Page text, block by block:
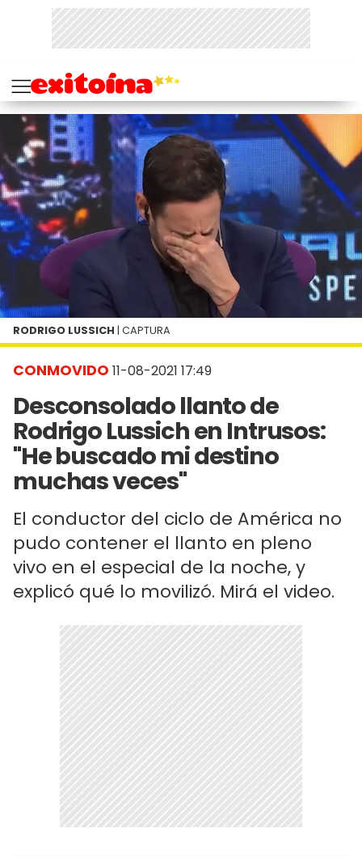
CONMOVIDO 11-08-2021 17:49
Desconsolado llanto de
Rodrigo Lussich en Intrusos:
"He buscado mi destino
muchas veces"
El conductor del ciclo de América no
pudo contener el llanto en pleno
vivo en el especial de la noche, y
explicó qué lo movilizó. Mirá el video.
RODRIGO LUSSICH | CAPTURA